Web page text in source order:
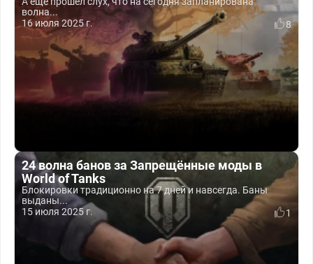
волна...
16 июля 2025 г.
8
24 волна банов за Запрещённые моды в
World of Tanks
Блокировки традиционно на 7 дней и навсегда. Баны
выданы...
15 июля 2025 г.
1